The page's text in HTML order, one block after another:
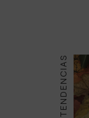
TENDENCIAS